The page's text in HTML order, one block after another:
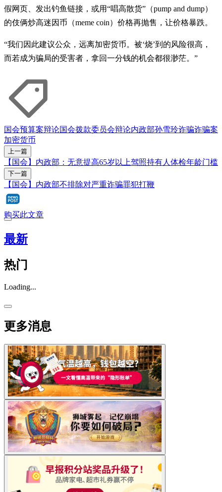
假网页、发出钓鱼链接，或用“唱高散货”（pump and dump）
的伎俩炒高迷因币（meme coin）价格再抛售，让价格暴跌。
“我们因此建议公众，远离加密货币。被‘烧’到的风险很高，
而若成为骗局的受害者，拿回一分钱的机会都很渺茫。”
国会预算案辩论国会拨款委员会辩论内政部孙雪玲诈骗诈骗案
加密货币
上一篇
【国会】内政部：无意提高65岁以上驾照持有人体检年龄门槛
下一篇
【国会】内政部不排除对严重诈骗罪犯打鞭
购买此文章
最新
热门
Loading...
更多消息